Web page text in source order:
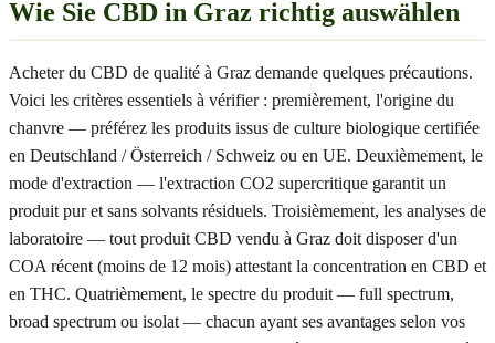
Wie Sie CBD in Graz richtig auswählen
Acheter du CBD de qualité à Graz demande quelques précautions.
Voici les critères essentiels à vérifier : premièrement, l'origine du
chanvre — préférez les produits issus de culture biologique certifiée
en Deutschland / Österreich / Schweiz ou en UE. Deuxièmement, le
mode d'extraction — l'extraction CO2 supercritique garantit un
produit pur et sans solvants résiduels. Troisièmement, les analyses de
laboratoire — tout produit CBD vendu à Graz doit disposer d'un
COA récent (moins de 12 mois) attestant la concentration en CBD et
en THC. Quatrièmement, le spectre du produit — full spectrum,
broad spectrum ou isolat — chacun ayant ses avantages selon vos